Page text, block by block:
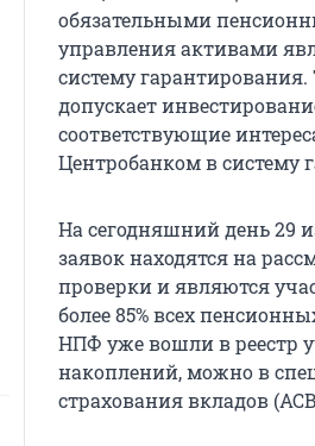
обязательными
управления активами
систему
допускает
соответствующие
Центробанком в систему
На сегодняшний день 29
заявок находятся на
проверки и являются
более 85% всех
НПФ уже вошли в реестр
накоплений, можно в
страхования вкладов